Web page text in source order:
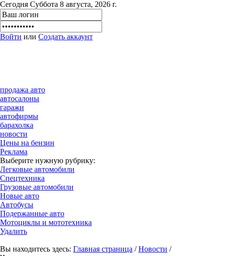
Сегодня Суббота 8 августа, 2026 г.
Войти или Создать аккаунт
продажа авто
автосалоны
гаражи
автофирмы
барахолка
новости
Цены на бензин
Реклама
Выберите нужную рубрику:
Легковые автомобили
Спецтехника
Грузовые автомобили
Новые авто
Автобусы
Подержанные авто
Мотоциклы и мототехника
Удалить
Вы находитесь здесь: Главная страница /Новости /